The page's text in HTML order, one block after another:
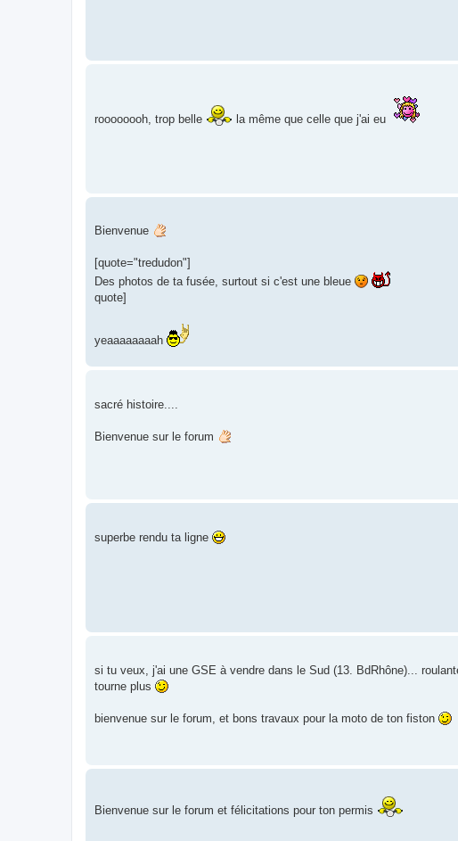
roooooooh, trop belle la même que celle que j'ai eu
Bienvenue
[quote="tredudon"]
Des photos de ta fusée, surtout si c'est une bleue
quote]
yeaaaaaaaah
sacré histoire....
Bienvenue sur le forum
superbe rendu ta ligne
si tu veux, j'ai une GSE à vendre dans le Sud (13. BdRhône)...
tourne plus
bienvenue sur le forum, et bons travaux pour la moto de ton fiston
Bienvenue sur le forum et félicitations pour ton permis